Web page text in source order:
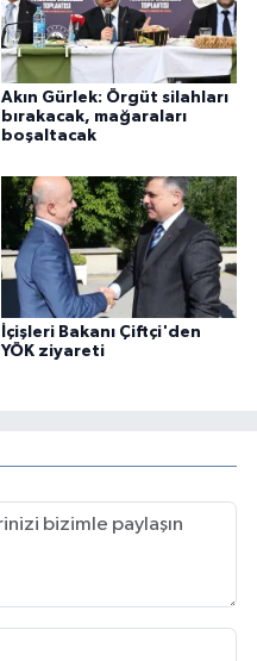
Akın Gürlek: Örgüt silahları
bırakacak, mağaraları
boşaltacak
İçişleri Bakanı Çiftçi'den
YÖK ziyareti